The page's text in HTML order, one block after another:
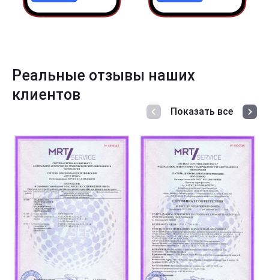
Реальные отзывы наших
клиентов
Показать все